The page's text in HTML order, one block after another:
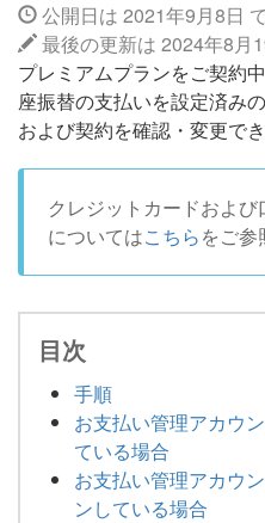
公開日は 2021年9月8日
最後の更新は 2024年8月
プレミアムプランをご契約
座振替の支払いを設定済み
および契約を確認・変更でき
クレジットカードおよ
についてはこちらをご参
目次
手順
お支払い管理アカウ
ている場合
お支払い管理アカウ
ンしている場合